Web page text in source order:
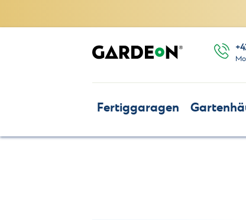
Fertiggaragen